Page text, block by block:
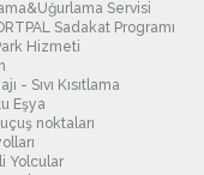
Servisi
Sadakat Programı
Hizmeti
- Sıvı Kısıtlama
Eşya
noktaları
Yolcular